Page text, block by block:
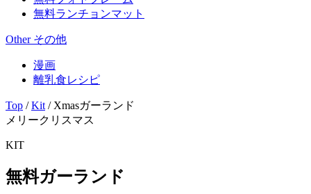
無料ランチョンマット
Other その他
漫画
離乳食レシピ
Top /Kit / Xmasガーランド
メリークリスマス
KIT
無料ガーランド